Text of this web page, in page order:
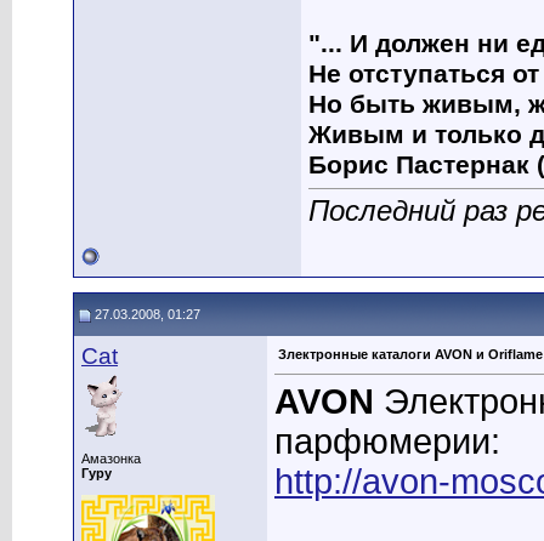
"... И должен ни
Не отступаться
Но быть живым,
Живым и только
Борис Пастернак
Последний раз
27.03.2008, 01:27
Cat
Амазонка
Гуру
Злектронные каталоги AVON и
AVON
парфюмерии:
http://avon-